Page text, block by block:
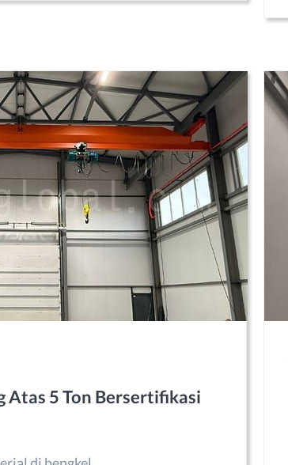
Atas 5 Ton Bersertifikasi